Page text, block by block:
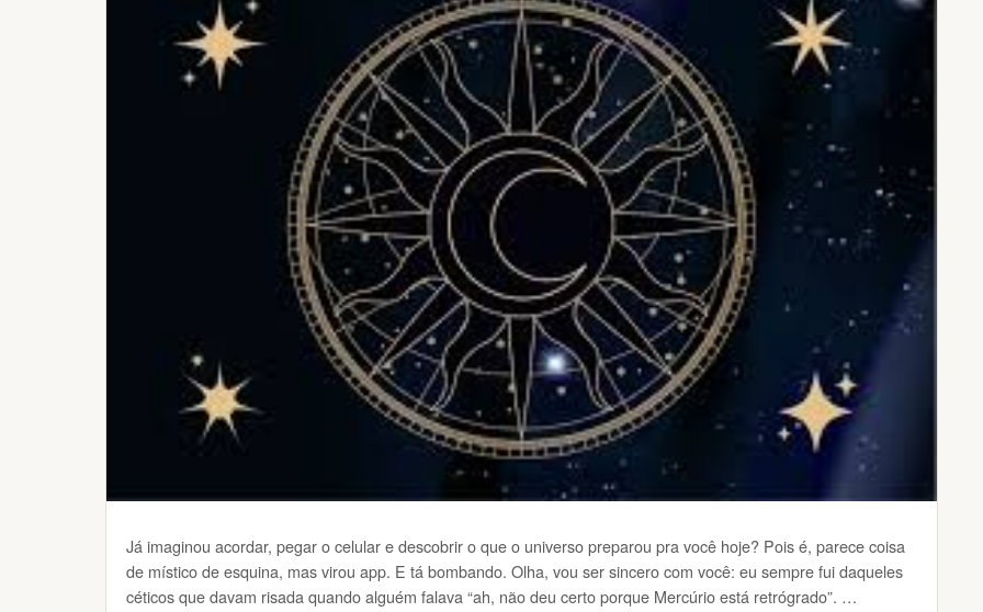
Já imaginou acordar, pegar o celular e descobrir o que o universo preparou pra você hoje? Pois é, parece coisa
de místico de esquina, mas virou app. E tá bombando. Olha, vou ser sincero com você: eu sempre fui daqueles
céticos que davam risada quando alguém falava “ah, não deu certo porque Mercúrio está retrógrado”. …